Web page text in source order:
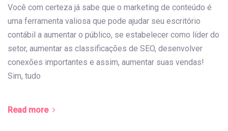
Você com certeza já sabe que o marketing de conteúdo é
uma ferramenta valiosa que pode ajudar seu escritório
contábil a aumentar o público, se estabelecer como líder do
setor, aumentar as classificações de SEO, desenvolver
conexões importantes e assim, aumentar suas vendas!
Sim, tudo
Read more